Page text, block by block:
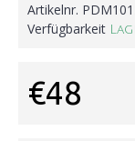
Artikelnr.
Verfügbarkeit
€48